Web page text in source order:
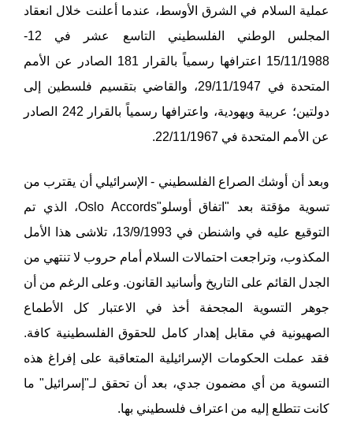
عملية السلام في الشرق الأوسط، عندما أعلنت خلال انعقاد
المجلس الوطني الفلسطيني التاسع عشر في 12-
15/11/1988 اعترافها رسمياً بالقرار 181 الصادر عن الأمم
المتحدة في 29/11/1947، والقاضي بتقسيم فلسطين إلى
دولتين؛ عربية ويهودية، واعترافها رسمياً بالقرار 242 الصادر
عن الأمم المتحدة في 22/11/1967.
وبعد أن أوشك الصراع الفلسطيني - الإسرائيلي أن يقترب من
تسوية مؤقتة بعد "اتفاق أوسلو"Oslo Accords، الذي تم
التوقيع عليه في واشنطن في 13/9/1993، تلاشى هذا الأمل
المكذوب، وتراجعت احتمالات السلام أمام حروب لا تنتهي من
الجدل القائم على التاريخ وأسانيد القانون. وعلى الرغم من أن
جوهر التسوية المجحفة أخذ في الاعتبار كل الأطماع
الصهيونية في مقابل إهدار كامل للحقوق الفلسطينية كافة.
فقد عملت الحكومات الإسرائيلية المتعاقبة على إفراغ هذه
التسوية من أي مضمون جدي، بعد أن تحقق لـ"إسرائيل" ما
كانت تتطلع إليه من اعتراف فلسطيني بها.